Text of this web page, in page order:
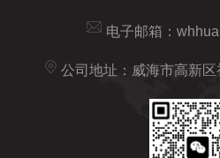
电子邮箱：
公司地址：威海市高新